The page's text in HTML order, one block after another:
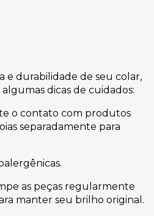
e durabilidade de seu colar,
dicas de cuidados:
o contato com produtos
separadamente para
as peças regularmente
manter seu brilho original.